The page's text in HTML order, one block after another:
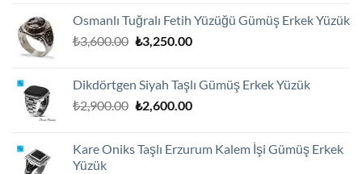
₺2,100.00. fiyat:
₺1,800.00.
Osmanlı Tuğralı Fetih Yüzüğü Gümüş Erkek Yüzük
₺3,600.00 Orijinal
₺3,250.00Şu
₺3,250.00.
Dikdörtgen Siyah Taşlı Gümüş Erkek Yüzük
₺2,900.00 Orijinal
₺2,600.00Şu
₺2,600.00.
Kare Oniks Taşlı Erzurum Kalem İşi Gümüş Erkek
Yüzük